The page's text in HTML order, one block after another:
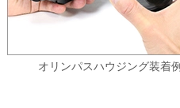
オリンパスハウジング装着